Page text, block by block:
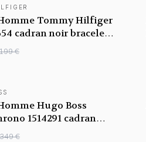
Tommy Hilfiger
cadran noir bracelet
€
Hugo Boss
1514291 cadran
acier noir
349 €